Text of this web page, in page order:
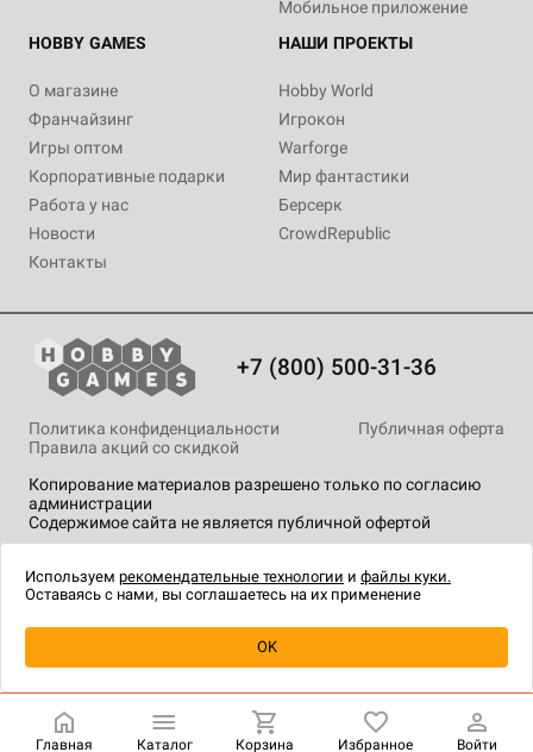
Уведомить о наличии
Мобильное приложение
HOBBY GAMES
О магазине
Франчайзинг
Игры оптом
Корпоративные подарки
Работа у нас
Новости
Контакты
НАШИ ПРОЕКТЫ
Hobby World
Игрокон
Warforge
Мир фантастики
Берсерк
CrowdRepublic
+7 (800) 500-31-36
Копирование материалов разрешено только по согласию
администрации
Содержимое сайта не является публичной офертой
Политика конфиденциальности
Публичная оферта
Правила акций со скидкой
технологии.
Главная Каталог Корзина Избранное Войти
Используем рекомендательные технологии и файлы куки.
Оставаясь с нами, вы соглашаетесь на их применение
OK